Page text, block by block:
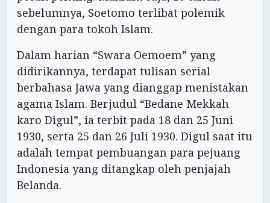
sebelumnya, Soetomo terlibat polemik
dengan para tokoh Islam.
Dalam harian “Swara Oemoem” yang
didirikannya, terdapat tulisan serial
berbahasa Jawa yang dianggap menistakan
agama Islam. Berjudul “Bedane Mekkah
karo Digul”, ia terbit pada 18 dan 25 Juni
1930, serta 25 dan 26 Juli 1930. Digul saat itu
adalah tempat pembuangan para pejuang
Indonesia yang ditangkap oleh penjajah
Belanda.